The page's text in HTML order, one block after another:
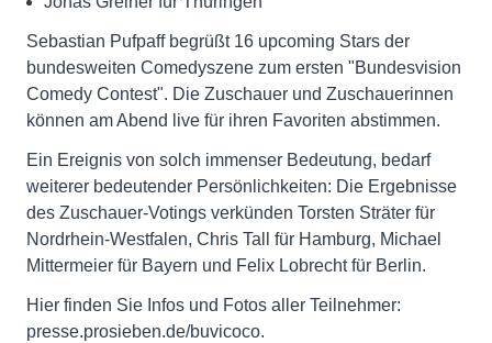
Sebastian Pufpaff begrüßt 16 upcoming Stars der
bundesweiten Comedyszene zum ersten "Bundesvision
Comedy Contest". Die Zuschauer und Zuschauerinnen
können am Abend live für ihren Favoriten abstimmen.
Ein Ereignis von solch immenser Bedeutung, bedarf
weiterer bedeutender Persönlichkeiten: Die Ergebnisse
des Zuschauer-Votings verkünden Torsten Sträter für
Nordrhein-Westfalen, Chris Tall für Hamburg, Michael
Mittermeier für Bayern und Felix Lobrecht für Berlin.
Hier finden Sie Infos und Fotos aller Teilnehmer:
presse.prosieben.de/buvicoco.